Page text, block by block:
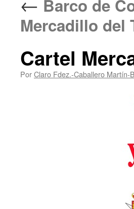
Barco de
Mercadillo del
Cartel
PorClaro Fdez.-Caballero Martín-